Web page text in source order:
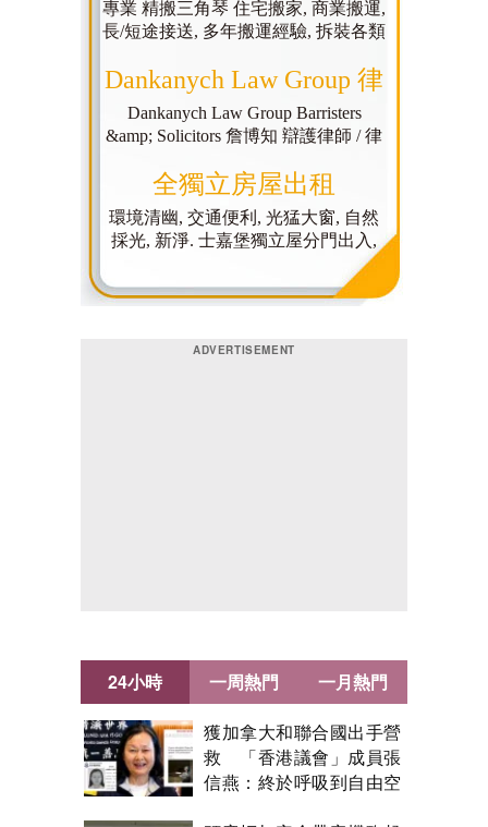
24小時
獲加拿大和聯合國出手營
救 「香港議會」成員張
信燕：終於呼吸到自由空
一周熱門 一月熱門